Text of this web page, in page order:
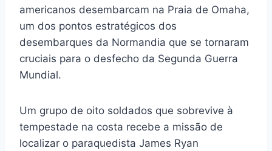
americanos desembarcam na Praia de Omaha,
um dos pontos estratégicos dos
desembarques da Normandia que se tornaram
cruciais para o desfecho da Segunda Guerra
Mundial.
Um grupo de oito soldados que sobrevive à
tempestade na costa recebe a missão de
localizar o paraquedista James Ryan